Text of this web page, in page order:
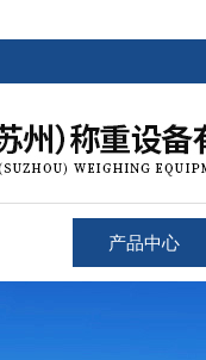
产品中心